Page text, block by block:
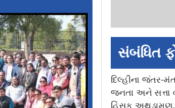
સંબંધિત
દિલ્હીના જંતર-
જનતા અને સત્તા
હિંસક